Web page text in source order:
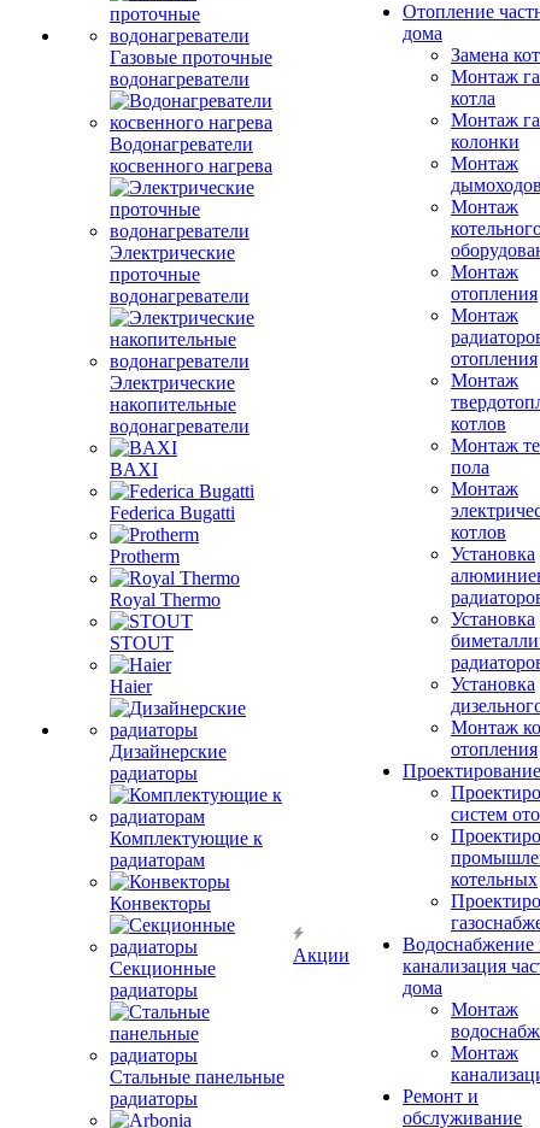
Газовые проточные
водонагреватели
Водонагреватели
косвенного нагрева
Электрические
проточные
водонагреватели
Электрические
накопительные
водонагреватели
BAXI
Federica Bugatti
Protherm
Royal Thermo
STOUT
Haier
Дизайнерские
радиаторы
Комплектующие к
радиаторам
Конвекторы
Секционные
радиаторы
Стальные панельные
радиаторы
Акции
Отопление
дома
Замена
Монтаж
котла
Монтаж
колонки
Монтаж
Монтаж
Монтаж
отопления
Монтаж
отопления
Монтаж
котлов
Монтаж
пола
Монтаж
котлов
Установка
Установка
Установка
Монтаж
отопления
Проектирование
систем
котельных
Водоснабжение
канализация
дома
Монтаж
Монтаж
Ремонт и
обслуживание